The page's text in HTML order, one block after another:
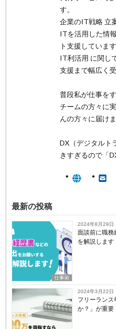
す。
企業のIT戦略 立
ITを活用した情
ト支援しています
IT利活用 に関し
支援まで幅広く
普段私が仕事を
チームの方々に
んの方々に届けま
DX（デジタルト
きすぎるので「
最新の投稿
仕事術
2024年8月29日
面談前に職務
を解説します
2024年3月22日
フリーラン
か？」が重要